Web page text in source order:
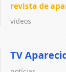
revista de
vídeos
TV